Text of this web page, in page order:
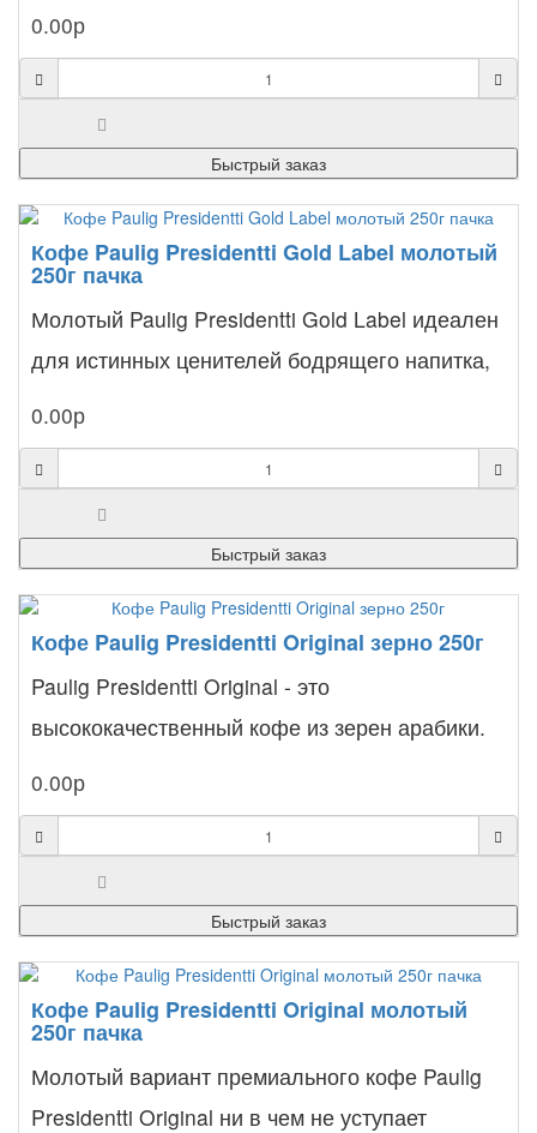
0.00р
Быстрый заказ
Кофе Paulig Presidentti Gold Label молотый
250г пачка
Молотый Paulig Presidentti Gold Label идеален
для истинных ценителей бодрящего напитка,
0.00р
Быстрый заказ
Кофе Paulig Presidentti Original зерно 250г
Paulig Presidentti Original - это
высококачественный кофе из зерен арабики.
0.00р
Быстрый заказ
Кофе Paulig Presidentti Original молотый
250г пачка
Молотый вариант премиального кофе Paulig
Presidentti Original ни в чем не уступает